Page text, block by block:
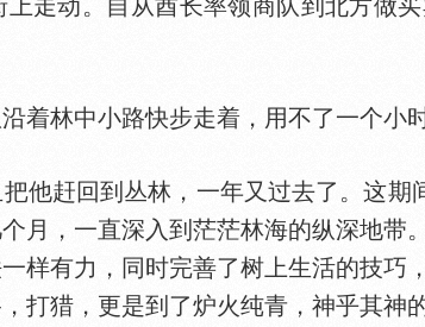
走动。自从酋长率领商队到北方做
林中小路快步走着，用不了一个小时
赶回到丛林，一年又过去了。这期
月，一直深入到茫茫林海的纵深地
样有力，同时完善了树上生活的技巧
打猎，更是到了炉火纯青，神乎其神的